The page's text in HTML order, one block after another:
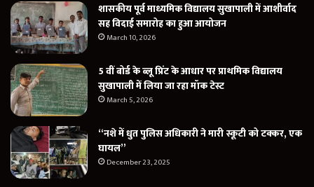
शासकीय पूर्व माध्यमिक विद्यालय सुखापाली में आशीर्वाद
सह विदाई समारोह का हुआ आयोजन
March 10, 2026
5 वीं बोर्ड के ब्लू प्रिंट के आधार पर प्राथमिक विद्यालय
सुखापाली में लिया जा रहा मॉक टेस्ट
March 5, 2026
“नशे में धुत पुलिस अधिकारी ने मारी स्कूटी को टक्कर, एक
घायल”
December 23, 2025